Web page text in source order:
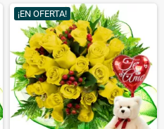
¡EN OFERTA!